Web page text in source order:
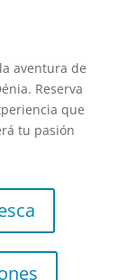
aventura de
Reserva
que
tu pasión